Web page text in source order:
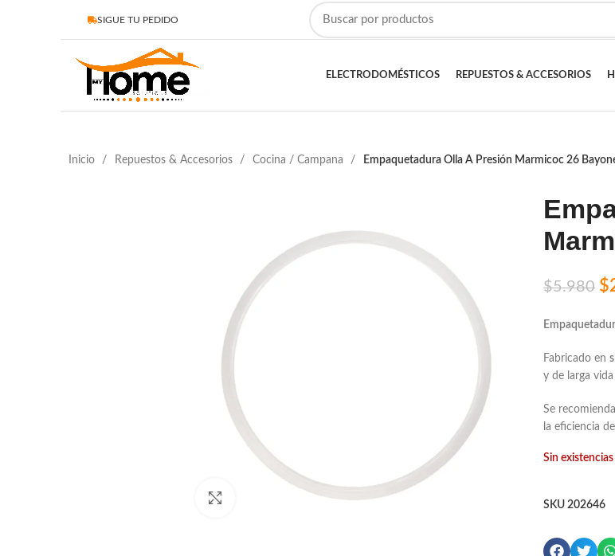
SIGUE TU PEDIDO
ELECTRODOMÉSTICOS REPUESTOS & ACCESORIOS
Inicio Repuestos & Accesorios Cocina / Campana Empaquetadura Olla A Presión Marmicoc 26
$5.980 $
Fabricado en
y de larga
Se
la eficiencia
Sin existencias
SKU 202646